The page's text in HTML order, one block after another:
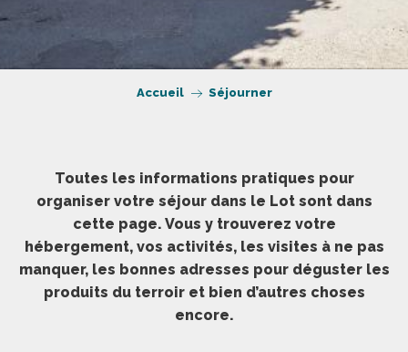
Accueil Séjourner
Toutes les informations pratiques pour
organiser votre séjour dans le Lot sont dans
cette page. Vous y trouverez votre
hébergement, vos activités, les visites à ne pas
manquer, les bonnes adresses pour déguster les
produits du terroir et bien d’autres choses
encore.